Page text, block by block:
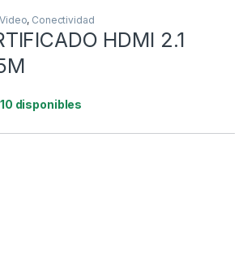
, Conectividad
HDMI 2.1
10 disponibles